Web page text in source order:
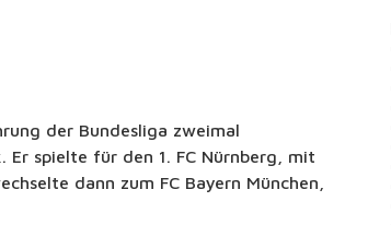
der Bundesliga zweimal
Er spielte für den 1. FC Nürnberg, mit
dann zum FC Bayern München,